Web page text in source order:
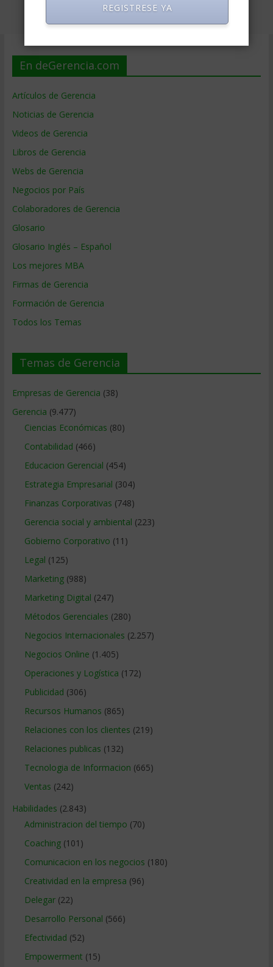
En deGerencia.com
Artículos de Gerencia
Noticias de Gerencia
Videos de Gerencia
Libros de Gerencia
Webs de Gerencia
Negocios por País
Colaboradores de Gerencia
Glosario
Glosario Inglés – Español
Los mejores MBA
Firmas de Gerencia
Formación de Gerencia
Todos los Temas
Temas de Gerencia
Empresas de Gerencia (38)
Gerencia (9.477)
Ciencias Económicas (80)
Contabilidad (466)
Educacion Gerencial (454)
Estrategia Empresarial (304)
Finanzas Corporativas (748)
Gerencia social y ambiental (223)
Gobierno Corporativo (11)
Legal (125)
Marketing(988)
Marketing Digital (247)
Métodos Gerenciales (280)
Negocios Internacionales (2.257)
Negocios Online (1.405)
Operaciones y Logística (172)
Publicidad (306)
Recursos Humanos (865)
Relaciones con los clientes (219)
Relaciones publicas (132)
Tecnologia de Informacion (665)
Ventas (242)
Habilidades (2.843)
Administracion del tiempo (70)
Coaching(101)
Comunicacion en los negocios (180)
Creatividad en la empresa (96)
Delegar(22)
Desarrollo Personal (566)
Efectividad (52)
Empowerment (15)
REGISTRESE YA